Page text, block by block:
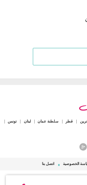
قطر سلطنة عمان لبنان تونس
الخصوصية اتصل بنا